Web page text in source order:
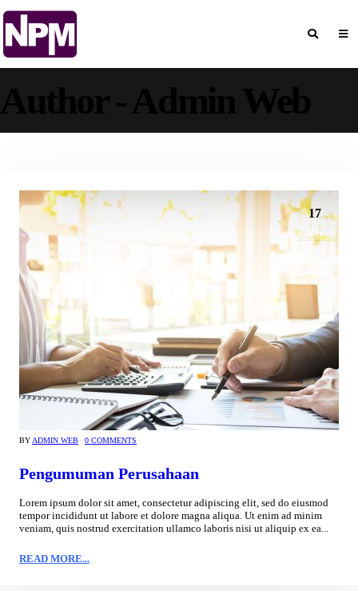
17
Nov
BY ADMIN WEB 0 COMMENTS
Pengumuman Perusahaan
Lorem ipsum dolor sit amet, consectetur adipiscing elit, sed do eiusmod
tempor incididunt ut labore et dolore magna aliqua. Ut enim ad minim
veniam, quis nostrud exercitation ullamco laboris nisi ut aliquip ex ea...
READ MORE...